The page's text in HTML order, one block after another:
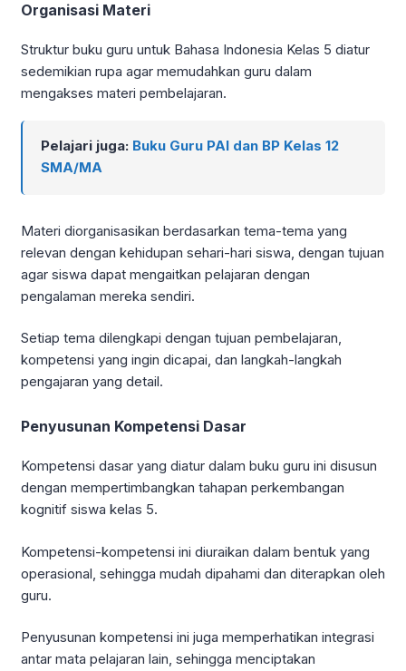
Organisasi Materi
Struktur buku guru untuk Bahasa Indonesia Kelas 5 diatur
sedemikian rupa agar memudahkan guru dalam
mengakses materi pembelajaran.
Pelajari juga: Buku Guru PAI dan BP Kelas 12
SMA/MA
Materi diorganisasikan berdasarkan tema-tema yang
relevan dengan kehidupan sehari-hari siswa, dengan tujuan
agar siswa dapat mengaitkan pelajaran dengan
pengalaman mereka sendiri.
Setiap tema dilengkapi dengan tujuan pembelajaran,
kompetensi yang ingin dicapai, dan langkah-langkah
pengajaran yang detail.
Penyusunan Kompetensi Dasar
Kompetensi dasar yang diatur dalam buku guru ini disusun
dengan mempertimbangkan tahapan perkembangan
kognitif siswa kelas 5.
Kompetensi-kompetensi ini diuraikan dalam bentuk yang
operasional, sehingga mudah dipahami dan diterapkan oleh
guru.
Penyusunan kompetensi ini juga memperhatikan integrasi
antar mata pelajaran lain, sehingga menciptakan